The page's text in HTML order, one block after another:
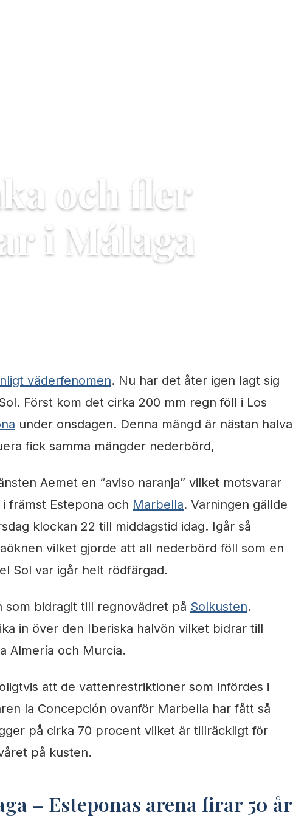
och fler
i Málaga
väderfenomen. Nu har det åter igen lagt sig
Först kom det cirka 200 mm regn föll i Los
under onsdagen. Denna mängd är nästan halva
fick samma mängder nederbörd,
Aemet en “aviso naranja” vilket motsvarar
främst Estepona och Marbella. Varningen gällde
klockan 22 till middagstid idag. Igår så
vilket gjorde att all nederbörd föll som en
Sol var igår helt rödfärgad.
bidragit till regnovädret på Solkusten.
in över den Iberiska halvön vilket bidrar till
Almería och Murcia.
att de vattenrestriktioner som infördes i
la Concepción ovanför Marbella har fått så
på cirka 70 procent vilket är tillräckligt för
på kusten.
– Esteponas arena firar 50 år